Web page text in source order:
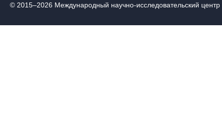
© 2015–2026 Международный научно-исследовательский